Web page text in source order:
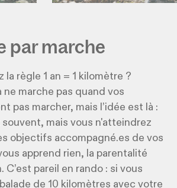
par marche
la règle 1 an = 1 kilomètre ?
ne marche pas quand vos
pas marcher, mais l’idée est là :
mais vous n'atteindrez
objectifs accompagné.es de vos
apprend rien, la parentalité
C’est pareil en rando : si vous
de 10 kilomètres avec votre